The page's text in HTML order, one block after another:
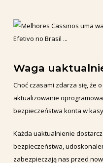
Waga
Choć czasami zdarza się, że
aktualizowanie
bezpieczeństwa konta w
Każda uaktualnienie
bezpieczeństwa,
zabezpieczają nas przed